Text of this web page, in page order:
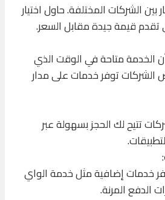
بين الشركات المختلفة. حاول اختيار
تقدم قيمة جيدة مقابل السعر.
الخدمة متاحة في الوقت الذي
الشركات توفر خدمات على مدار
تتيح لك الحجز بسهولة عبر
:
خدمات إضافية مثل خدمة الواي
الدفع المرنة.